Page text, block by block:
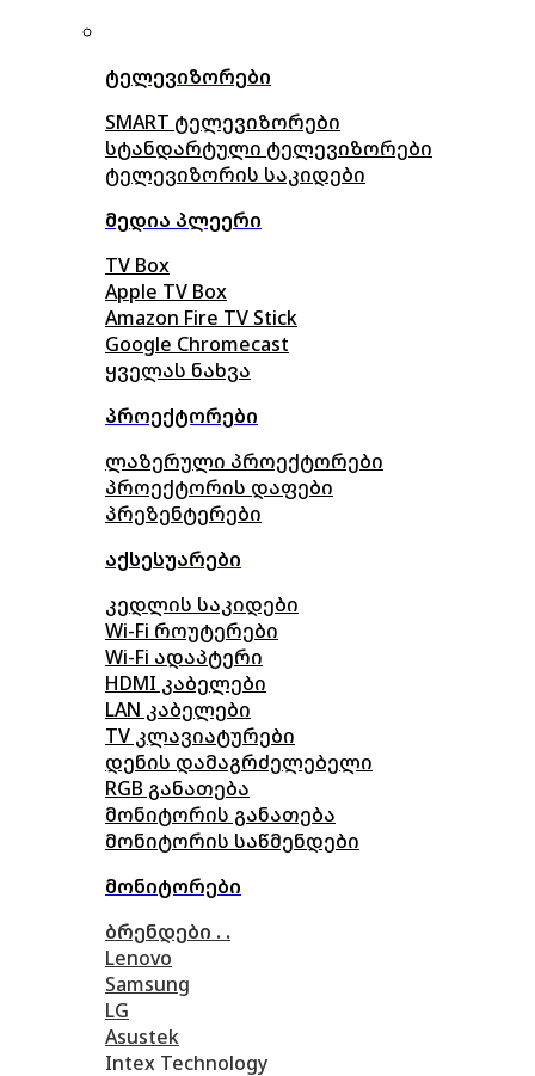
ტელევიზორები
SMART ტელევიზორები
სტანდარტული ტელევიზორები
ტელევიზორის საკიდები
მედია პლეერი
TV Box
Apple TV Box
Amazon Fire TV Stick
Google Chromecast
ყველას ნახვა
პროექტორები
ლაზერული პროექტორები
პროექტორის დაფები
პრეზენტერები
აქსესუარები
კედლის საკიდები
Wi-Fi როუტერები
Wi-Fi ადაპტერი
HDMI კაბელები
LAN კაბელები
TV კლავიატურები
დენის დამაგრძელებელი
RGB განათება
მონიტორის განათება
მონიტორის საწმენდები
მონიტორები
ბრენდები . .
Lenovo
Samsung
LG
Asustek
Intex Technology